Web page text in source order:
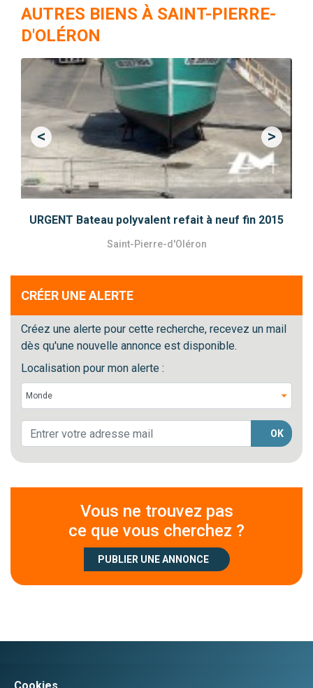
AUTRES BIENS À SAINT-PIERRE-
D'OLÉRON
URGENT Bateau polyvalent refait à neuf fin 2015
Saint-Pierre-d'Oléron
<Previous >Next
CRÉER UNE ALERTE
Créez une alerte pour cette recherche, recevez un mail
dès qu'une nouvelle annonce est disponible.
Localisation pour mon alerte :
OK
Vous ne trouvez pas
ce que vous cherchez ?
PUBLIER UNE ANNONCE